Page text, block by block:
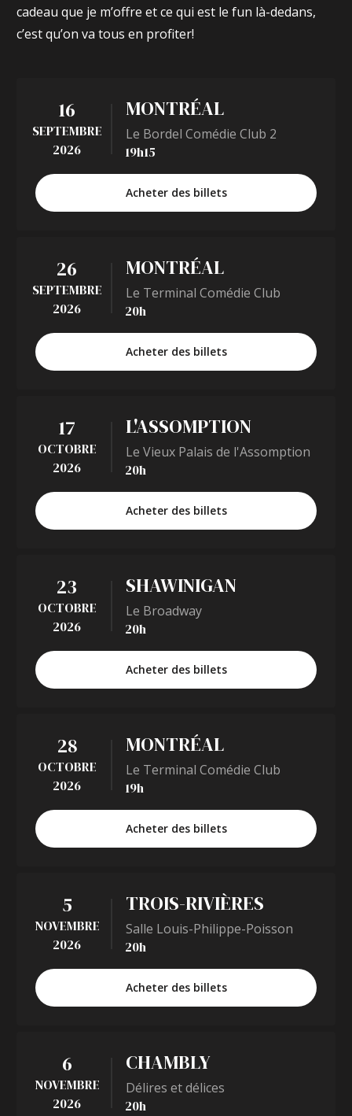
cadeau que je m’offre et ce qui est le fun là-dedans,
c’est qu’on va tous en profiter!
16
SEPTEMBRE
2026
MONTRÉAL
Le Bordel Comédie Club 2
19h15
Acheter des billets
26
SEPTEMBRE
2026
MONTRÉAL
Le Terminal Comédie Club
20h
Acheter des billets
17
OCTOBRE
2026
L'ASSOMPTION
Le Vieux Palais de l'Assomption
20h
Acheter des billets
23
OCTOBRE
2026
SHAWINIGAN
Le Broadway
20h
Acheter des billets
28
OCTOBRE
2026
MONTRÉAL
Le Terminal Comédie Club
19h
Acheter des billets
5
NOVEMBRE
2026
TROIS-RIVIÈRES
Salle Louis-Philippe-Poisson
20h
Acheter des billets
6
NOVEMBRE
2026
CHAMBLY
Délires et délices
20h